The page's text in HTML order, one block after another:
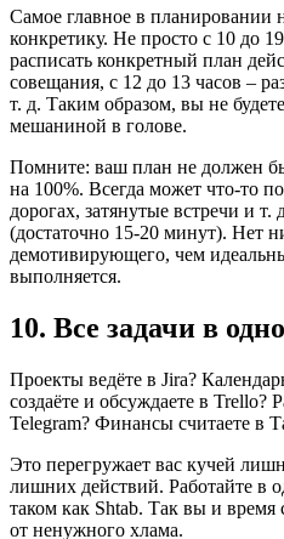
Самое главное в планировании
конкретику. Не просто с 10 до
расписать конкретный план
совещания, с 12 до 13 часов –
т. д. Таким образом, вы не
мешаниной в голове.
Помните: ваш план не должен
на 100%. Всегда может что-то
дорогах, затянутые встречи и
(достаточно 15-20 минут). Нет
демотивирующего, чем
выполняется.
10. Все задачи в
Проекты ведёте в Jira?
создаёте и обсуждаете в Trello?
Telegram? Финансы считаете в
Это перегружает вас кучей
лишних действий. Работайте в
таком как Shtab. Так вы и время
от ненужного хлама.